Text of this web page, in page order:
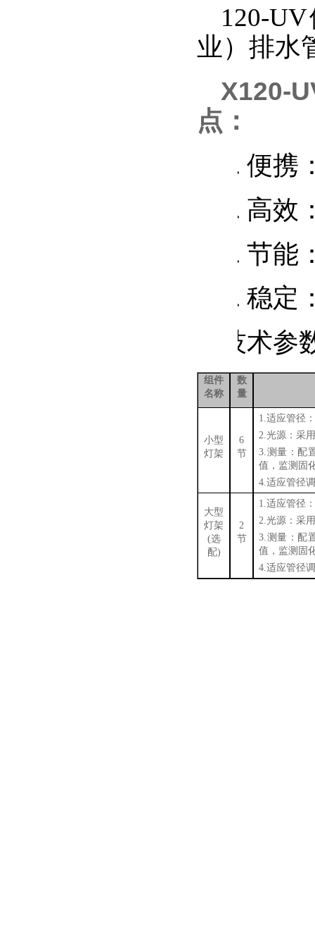
120-
业）排水
X120-
点：
1. 便携
2. 高效
3. 节能
4. 稳定
技术参
组件
名称
数
量
小型
灯架
6
节
1. 适应管径 ：
2. 光源：采用
3. 测量：配
值，监测固
4. 适应管径
大型
灯架
(选
配)
2
节
1. 适应管径 ：
2. 光源：采用
3. 测量：配
值，监测固
4. 适应管径